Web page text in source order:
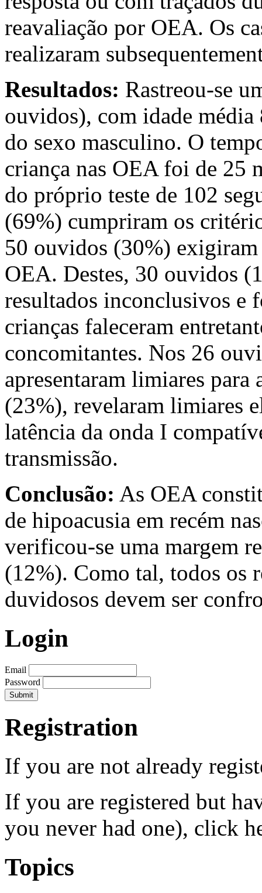
reavaliação por OEA. Os
realizaram
Resultados: Rastreou-se
ouvidos), com idade
do sexo masculino. O
criança nas OEA foi de 25
do próprio teste de 102
(69%) cumpriram os
50 ouvidos (30%) exigiram
OEA. Destes, 30 ouvidos
resultados inconclusivos e
crianças faleceram
concomitantes. Nos 26
apresentaram limiares
(23%), revelaram limiares
latência da onda I
transmissão.
Conclusão: As OEA
de hipoacusia em recém
verificou-se uma margem
(12%). Como tal, todos os
duvidosos devem ser
Login
Email
Password
Registration
If you are not already
If you are registered but
you never had one), click
Topics